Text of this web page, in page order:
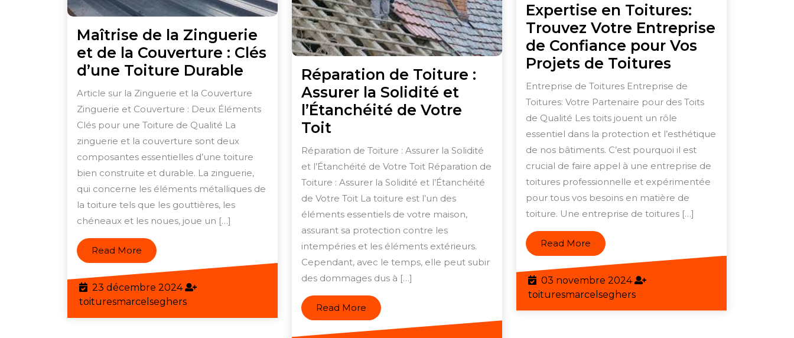
Maîtrise de la Zinguerie
et de la Couverture : Clés
d’une Toiture Durable Maîtrise
de
la
Zinguerie
de
la
Couverture
Toiture
Durable
Article sur la Zinguerie et la Couverture
Zinguerie et Couverture : Deux Éléments
Clés pour une Toiture de Qualité La
zinguerie et la couverture sont deux
composantes essentielles d’une toiture
bien construite et durable. La zinguerie,
qui concerne les éléments métalliques de
la toiture tels que les gouttières, les
chéneaux et les noues, joue un […]
Read More Read
More
23 décembre 202423
décembre
2024
toituresmarcelsegherstoituresmarcelseghers
Réparation de Toiture :
Assurer la Solidité et
l’Étanchéité de Votre
ToitRéparation
de
Toiture
:
Assurer
la
Solidité
et
l’Étanchéité
de
Votre
Toit
Réparation de Toiture : Assurer la Solidité
et l’Étanchéité de Votre Toit Réparation de
Toiture : Assurer la Solidité et l’Étanchéité
de Votre Toit La toiture est l’un des
éléments essentiels de votre maison,
assurant sa protection contre les
intempéries et les éléments extérieurs.
Cependant, avec le temps, elle peut subir
des dommages dus à […]
Read More Read
More
Expertise en Toitures:
Trouvez Votre Entreprise
de Confiance pour Vos
Projets de ToituresExpertise
en
Toitures:
Trouvez
Votre
Entreprise
de
Confiance
pour
Vos
de
Entreprise de Toitures Entreprise de
Toitures: Votre Partenaire pour des Toits
de Qualité Les toits jouent un rôle
essentiel dans la protection et l’esthétique
de nos bâtiments. C’est pourquoi il est
crucial de faire appel à une entreprise de
toitures professionnelle et expérimentée
pour tous vos besoins en matière de
toiture. Une entreprise de toitures […]
Read More Read
More
03 novembre 202403
novembre
2024
toituresmarcelsegherstoituresmarcelseghers